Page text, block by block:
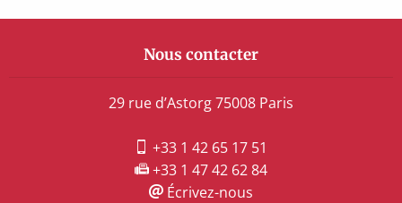
Nous contacter
29 rue d’Astorg 75008 Paris
+33 1 42 65 17 51
+33 1 47 42 62 84
Écrivez-nous